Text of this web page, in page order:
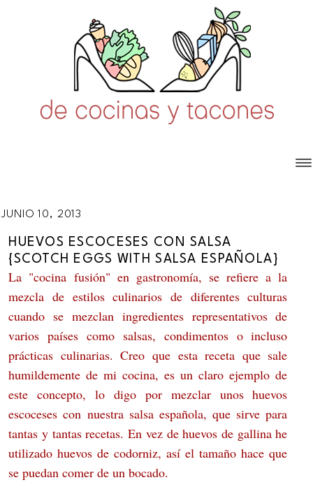
JUNIO 10, 2013
HUEVOS ESCOCESES CON SALSA
{SCOTCH EGGS WITH SALSA ESPAÑOLA}
La "cocina fusión" en gastronomía, se refiere a la
mezcla de estilos culinarios de diferentes culturas
cuando se mezclan ingredientes representativos de
varios países como salsas, condimentos o incluso
prácticas culinarias. Creo que esta receta que sale
humildemente de mi cocina, es un claro ejemplo de
este concepto, lo digo por mezclar unos huevos
escoceses con nuestra salsa española, que sirve para
tantas y tantas recetas. En vez de huevos de gallina he
utilizado huevos de codorniz, así el tamaño hace que
se puedan comer de un bocado.